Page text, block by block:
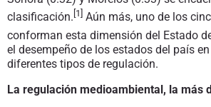
clasificación. [1] Aún más, uno de los
conforman esta dimensión del Estado
el desempeño de los estados del país
diferentes tipos de regulación.
La regulación medioambiental, la más